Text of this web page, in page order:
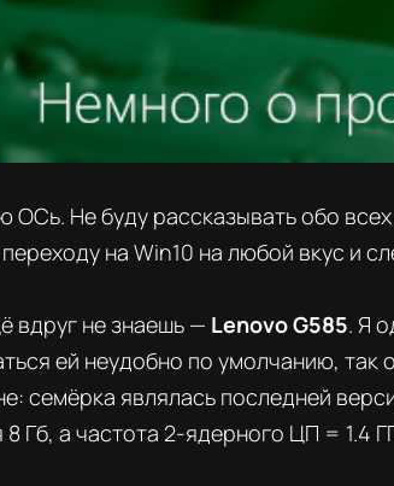
ОСь. Не буду рассказывать обо
на Win10 на любой вкус и
вдруг не знаешь — Lenovo G585. Я
ей неудобно по умолчанию,
семёрка являлась последней
8 Гб, а частота 2-ядерного ЦП = 1.4